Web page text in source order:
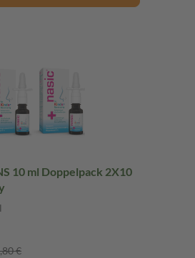
10 ml Doppelpack 2X10
€